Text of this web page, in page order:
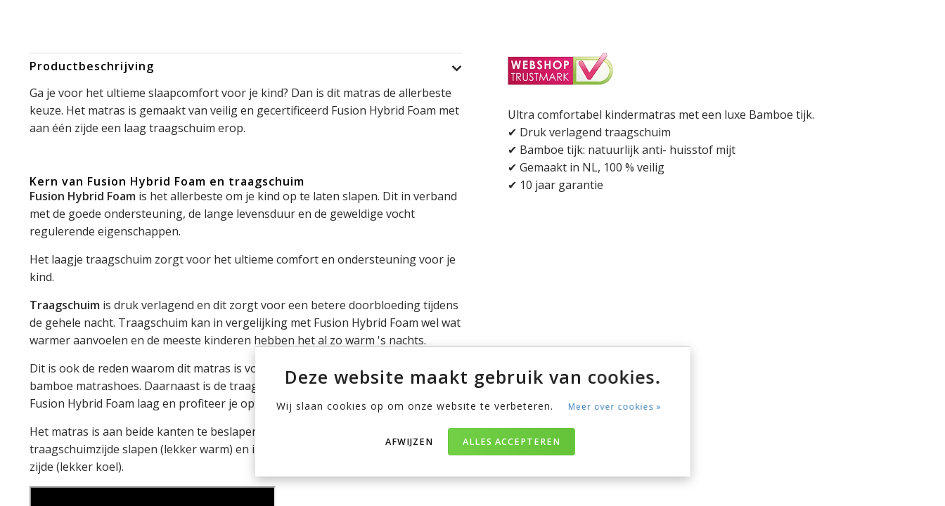
Productbeschrijving
Ga je voor het ultieme slaapcomfort voor je kind? Dan is dit matras de allerbeste
keuze. Het matras is gemaakt van veilig en gecertificeerd Fusion Hybrid Foam met
aan één zijde een laag traagschuim erop.
Kern van Fusion Hybrid Foam en traagschuim
Fusion Hybrid Foam is het allerbeste om je kind op te laten slapen. Dit in verband
met de goede ondersteuning, de lange levensduur en de geweldige vocht
regulerende eigenschappen.
Het laagje traagschuim zorgt voor het ultieme comfort en ondersteuning voor je
kind.
Traagschuim is druk verlagend en dit zorgt voor een betere doorbloeding tijdens
de gehele nacht. Traagschuim kan in vergelijking met Fusion Hybrid Foam wel wat
warmer aanvoelen en de meeste kinderen hebben het al zo warm 's nachts.
Dit is ook de reden waarom dit matras is voorzien van de uitermate ventilerende
bamboe matrashoes. Daarnaast is de traagschuim laag een stuk dunner dan de
Fusion Hybrid Foam laag en profiteer je optimaal van de beide type schuimen.
Het matras is aan beide kanten te beslapen. In de winter kan je bijvoorbeeld op de
traagschuimzijde slapen (lekker warm) en in de zomer op de Fusion Hybrid Foam
zijde (lekker koel).
Ultra comfortabel kindermatras met een luxe Bamboe tijk.
✔ Druk verlagend traagschuim
✔ Bamboe tijk: natuurlijk anti- huisstof mijt
✔ Gemaakt in NL, 100 % veilig
✔ 10 jaar garantie
Deze website maakt gebruik van cookies.
Wij slaan cookies op om onze website te verbeteren. Meer over cookies »
ALLES ACCEPTEREN
AFWIJZEN